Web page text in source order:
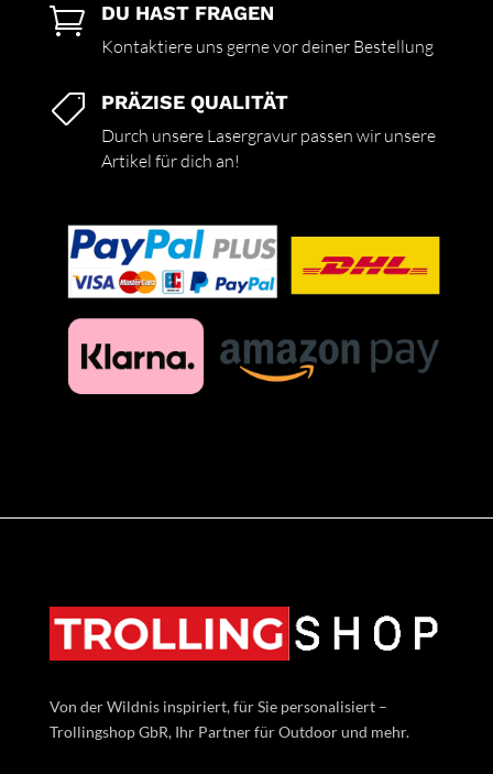
 DU HAST FRAGEN
Kontaktiere uns gerne vor deiner Bestellung
 PRÄZISE QUALITÄT
Durch unsere Lasergravur passen wir unsere
Artikel für dich an!
Von der Wildnis inspiriert, für Sie personalisiert –
Trollingshop GbR, Ihr Partner für Outdoor und mehr.